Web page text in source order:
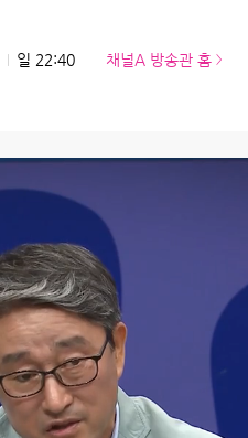
일 22:40 채널A 방송관 홈